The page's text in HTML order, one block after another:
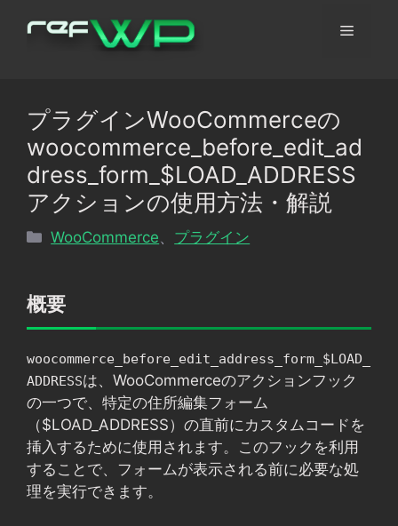
メ
ュ
プラグインWooCommerceの
woocommerce_before_edit_ad
dress_form_$LOAD_ADDRESS
アクションの使用方法・解説
カ
リ
WooCommerce プラグイン
概要
woocommerce_before_edit_address_form_$LOAD_
ADDRESSは、WooCommerceのアクションフック
の一つで、特定の住所編集フォーム
（$LOAD_ADDRESS）の直前にカスタムコードを
挿入するために使用されます。このフックを利用
することで、フォームが表示される前に必要な処
理を実行できます。